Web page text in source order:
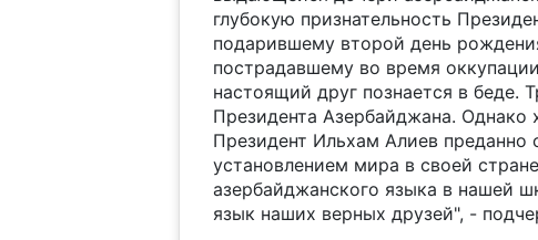
глубокую признательность
подарившему второй день
пострадавшему во время
настоящий друг познается в беде.
Президента Азербайджана.
Президент Ильхам Алиев преданно
установлением мира в своей
азербайджанского языка в нашей
язык наших верных друзей", -